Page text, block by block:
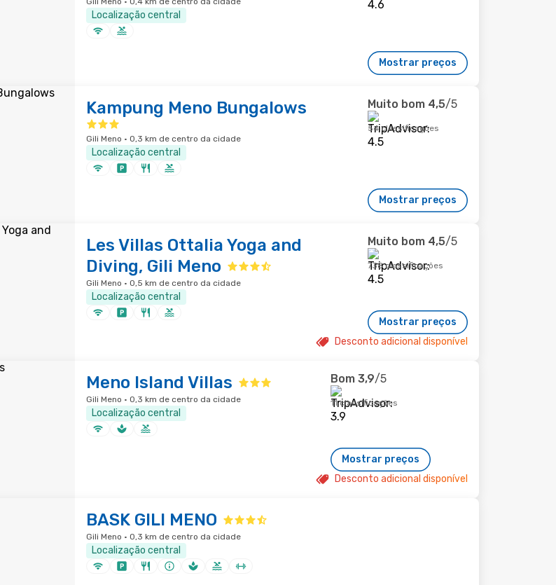
Localização central
Mostrar preços
Kampung Meno Bungalows
Gili Meno · 0,3 km de centro da cidade
Localização central
Muito bom 4,5/5
54 classificações
Mostrar preços
Les Villas Ottalia Yoga and
Diving, Gili Meno
Gili Meno · 0,5 km de centro da cidade
Localização central
Muito bom 4,5/5
738 classificações
Mostrar preços
Desconto adicional disponível
Meno Island Villas
Gili Meno · 0,3 km de centro da cidade
Localização central
Bom 3,9/5
11 classificações
Mostrar preços
Desconto adicional disponível
BASK GILI MENO
Gili Meno · 0,3 km de centro da cidade
Localização central